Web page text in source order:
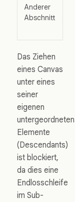
Anderer
Abschnitt
Das Ziehen
eines Canvas
unter eines
seiner
eigenen
untergeordneten
Elemente
(Descendants)
ist blockiert,
da dies eine
Endlosschleife
im Sub-